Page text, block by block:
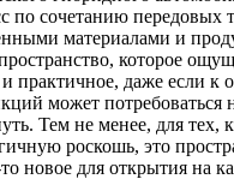
по сочетанию передовых
материалами и
которое
практичное, даже если к
может потребоваться
Тем не менее, для тех,
роскошь, это
то новое для открытия на